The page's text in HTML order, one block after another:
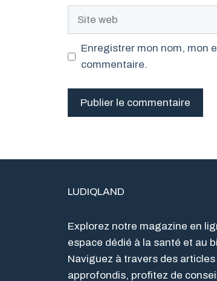
Site
Enregistrer mon nom, mon
commentaire.
LUDIQLAND
Explorez notre magazine en
espace dédié à la santé et au
Naviguez à travers des articles
approfondis, profitez de